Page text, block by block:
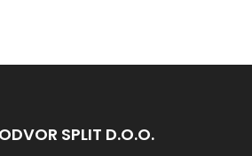
SPLIT D.O.O.